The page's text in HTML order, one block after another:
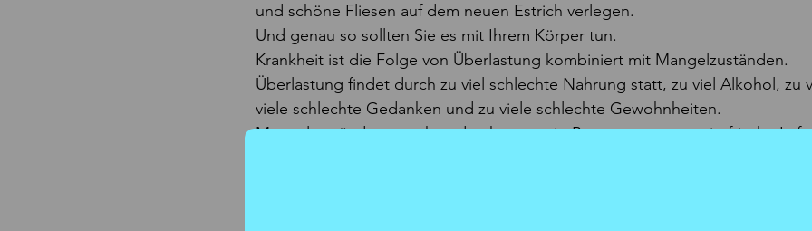
und schöne Fliesen auf dem neuen Estrich verlegen.
Und genau so sollten Sie es mit Ihrem Körper tun.
Krankheit ist die Folge von Überlastung kombiniert mit Mangelzuständen.
Überlastung findet durch zu viel schlechte Nahrung statt, zu viel Alkohol, zu
viele schlechte Gedanken und zu viele schlechte Gewohnheiten.
Mangelzustände entstehen durch zu wenig Bewegung, zu wenig frische